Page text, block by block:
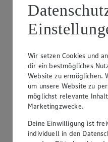
Wir setzen Cookies und
dir ein bestmögliches
Website zu ermöglichen.
um unsere Website zu
möglichst relevante
Marketingzwecke.
Deine Einwilligung ist
individuell in den